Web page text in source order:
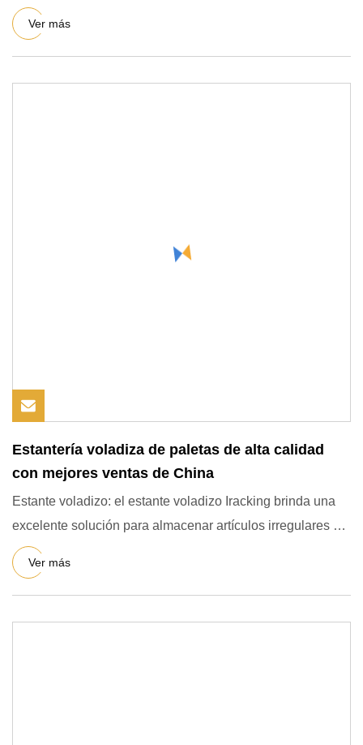
bastidor vo
Ver más
Estantería voladiza de paletas de alta calidad
con mejores ventas de China
Estante voladizo: el estante voladizo Iracking brinda una
excelente solución para almacenar artículos irregulares o
larg
Ver más